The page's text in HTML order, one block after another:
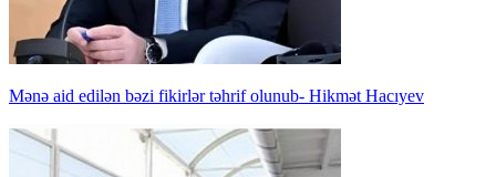
Mənə aid edilən bəzi fikirlər təhrif olunub- Hikmət Hacıyev